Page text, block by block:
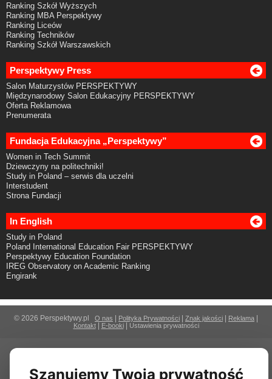
Ranking Szkół Wyższych
Ranking MBA Perspektywy
Ranking Liceów
Ranking Techników
Ranking Szkół Warszawskich
Perspektywy Press
Salon Maturzystów PERSPEKTYWY
Międzynarodowy Salon Edukacyjny PERSPEKTYWY
Oferta Reklamowa
Prenumerata
Fundacja Edukacyjna „Perspektywy”
Women in Tech Summit
Dziewczyny na politechniki!
Study in Poland – serwis dla uczelni
Interstudent
Strona Fundacji
In English
Study in Poland
Poland International Education Fair PERSPEKTYWY
Perspektywy Education Foundation
IREG Observatory on Academic Ranking
Engirank
© 2026 Perspektywy.pl O nas | Polityka Prywatności | Znak jakości | Reklama |
Kontakt| E-booki| Ustawienia prywatności
Szanujemy Twoją prywatność